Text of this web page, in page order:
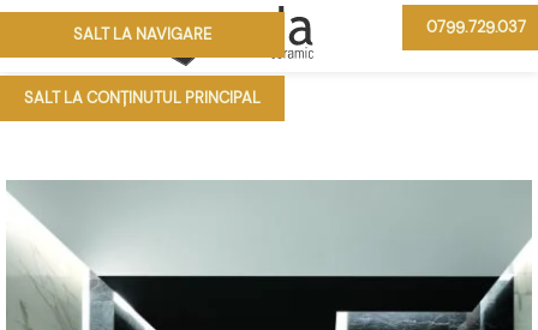
SALT LA NAVIGARE
SALT LA CONȚINUTUL PRINCIPAL
0799.729.037